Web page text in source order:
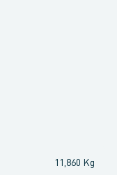
11,860 Kg